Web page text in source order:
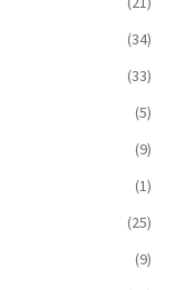
(34)
(33)
(5)
(9)
(1)
(25)
(9)